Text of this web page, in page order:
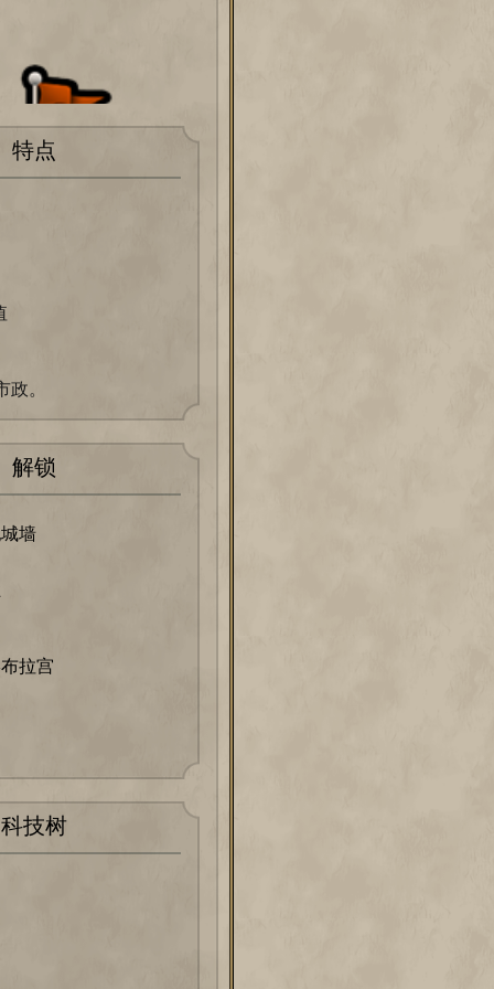
特点
。
解锁
墙
拉宫
科技树